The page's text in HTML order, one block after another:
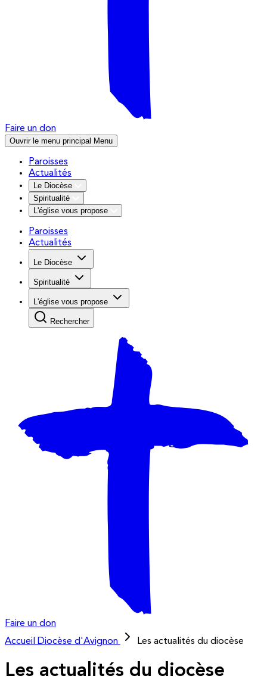
Faire un don
Ouvrir le menu principal Menu
Paroisses
Actualités
Le Diocèse
Spiritualité
L'église vous propose
Paroisses
Actualités
Le Diocèse
Spiritualité
L'église vous propose
Rechercher
Faire un don
Accueil
Diocèse d'Avignon Les actualités du diocèse
Les actualités du diocèse